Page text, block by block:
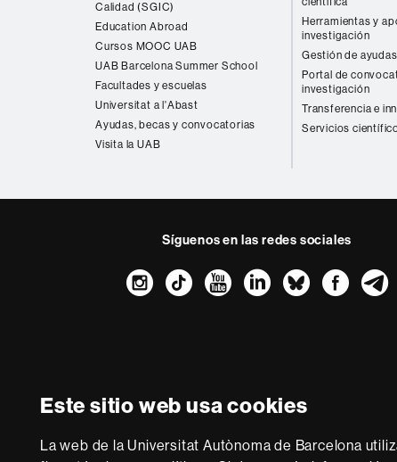
Este sitio web usa cookies
La web de la Universitat Autònoma de Barcelona
Calidad (SGIC)
Education Abroad
Cursos MOOC UAB
UAB Barcelona Summer School
Facultades y escuelas
Universitat a l'Abast
Ayudas, becas y convocatorias
Visita la UAB
Herramientas y
investigación
Gestión de
Portal de
investigación
Transferencia e
Servicios
Síguenos en las redes sociales
Instagram
TikTokYouTube
LinkedIn
Bluesky
Somos una
de la Europa del